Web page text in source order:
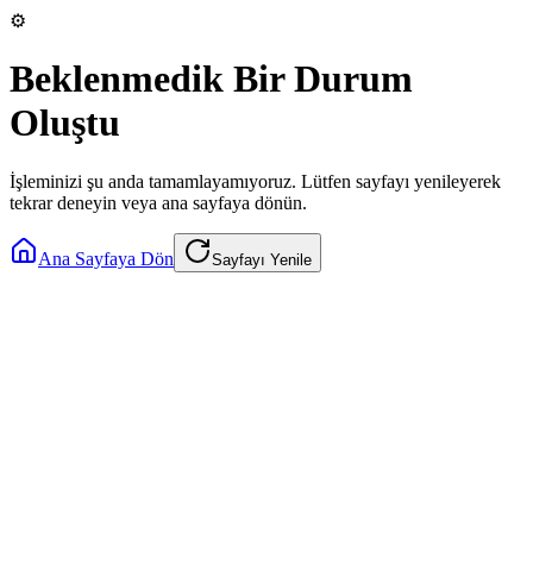
⚙️
Beklenmedik Bir Durum
Oluştu
İşleminizi şu anda tamamlayamıyoruz. Lütfen sayfayı yenileyerek
tekrar deneyin veya ana sayfaya dönün.
Ana Sayfaya Dön Sayfayı Yenile